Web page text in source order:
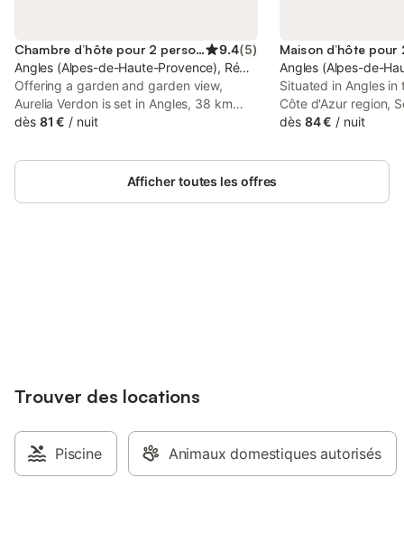
Chambre d’hôte pour 2 personnes 9.4(5)
Angles (Alpes-de-Haute-Provence), Région Castellane
Offering a garden and garden view,
Aurelia Verdon is set in Angles, 38 km
from Château de Taulane Golf Course
beachfront property offers access to a
terrace and free private parking.
dès 81 € / nuit
Angles (Alpes-de-
Situated in Angles
Côte d'Azur region,
a garden. Located
provides a private
dès 84 € / nuit
Afficher toutes les offres
Trouver des locations
Piscine Animaux domestiques autorisés